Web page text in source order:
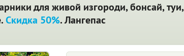
для живой изгороди, бонсай, туи,
Скидка 50%. Лангепас